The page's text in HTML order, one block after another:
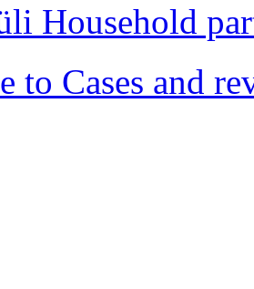
Household
to Cases and